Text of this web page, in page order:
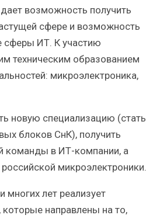
возможность получить
сфере и возможность
сферы ИТ. К участию
техническим образованием
микроэлектроника,
новую специализацию (стать
блоков СнК), получить
команды в ИТ-компании, а
микроэлектроники.
многих лет реализует
направлены на то,